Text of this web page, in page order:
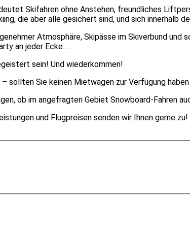
Skifahren ohne Anstehen, freundliches
die aber alle gesichert sind, und sich innerhalb
Atmosphäre, Skipässe im Skiverbund
an jeder Ecke…..
sein! Und wiederkommen!
sollten Sie keinen Mietwagen zur Verfügung
ob im angefragten Gebiet Snowboard-Fahren
und Flugpreisen senden wir Ihnen gerne